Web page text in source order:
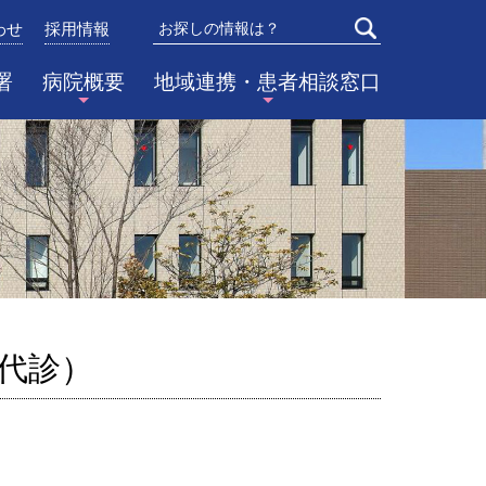
病院概要 地域連携・患者相談窓口
せ 採用情報
）